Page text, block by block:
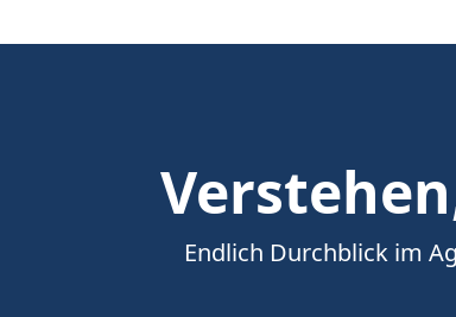
Endlich Durchblick im